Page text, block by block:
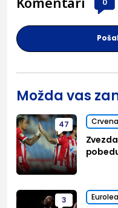
Možda vas
47
3